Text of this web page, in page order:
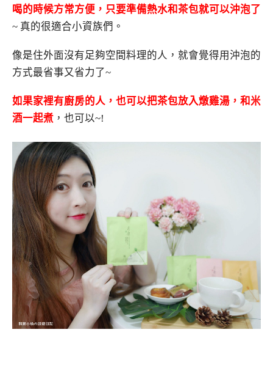
喝的時候方常方便，只要準備熱水和茶包就可以沖泡了
~ 真的很適合小資族們。
像是住外面沒有足夠空間料理的人，就會覺得用沖泡的
方式最省事又省力了~
如果家裡有廚房的人，也可以把茶包放入燉雞湯，和米
酒一起煮 ，也可以~!